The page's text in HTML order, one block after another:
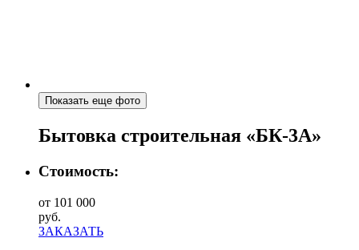
Показать еще фото
Бытовка строительная «БК-3А»
Стоимость:
от 101 000
руб.
ЗАКАЗАТЬ